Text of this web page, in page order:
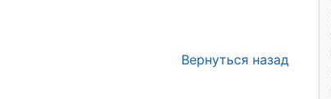
Вернуться назад